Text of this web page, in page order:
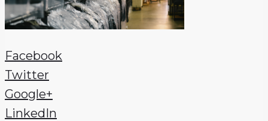
Facebook
Twitter
Google+
LinkedIn